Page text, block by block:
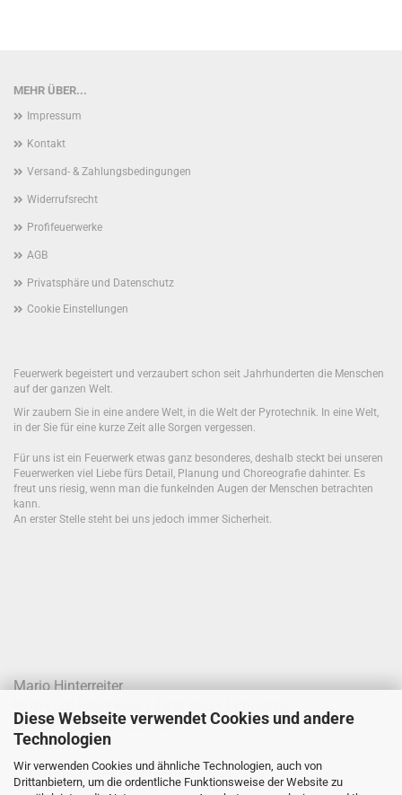
Diese Webseite verwendet Cookies und andere
Technologien
Wir verwenden Cookies und ähnliche Technologien, auch von
Drittanbietern, um die ordentliche Funktionsweise der Website zu
MEHR ÜBER...
Impressum
Kontakt
Versand- & Zahlungsbedingungen
Widerrufsrecht
Profifeuerwerke
AGB
Privatsphäre und Datenschutz
Cookie Einstellungen
Feuerwerk begeistert und verzaubert schon seit Jahrhunderten die Menschen
auf der ganzen Welt.
Wir zaubern Sie in eine andere Welt, in die Welt der Pyrotechnik. In eine Welt,
in der Sie für eine kurze Zeit alle Sorgen vergessen.
Für uns ist ein Feuerwerk etwas ganz besonderes, deshalb steckt bei unseren
Feuerwerken viel Liebe fürs Detail, Planung und Choreografie dahinter. Es
freut uns riesig, wenn man die funkelnden Augen der Menschen betrachten
kann.
An erster Stelle steht bei uns jedoch immer Sicherheit.
Mario Hinterreiter
Joseph-Haydn-Straße 68
4020 Linz
Telefon: 0699 / 100 277 42